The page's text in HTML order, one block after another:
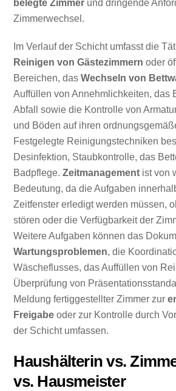
belegte Zimmer und dringende
Zimmerwechsel.
Im Verlauf der Schicht umfasst die
Reinigen von Gästezimmern oder
Bereichen, dasWechseln von
Auffüllen von Annehmlichkeiten, das
Abfall sowie die Kontrolle von
und Böden auf ihren
Festgelegte Reinigungstechniken
Desinfektion, Staubkontrolle, das
Badpflege.Zeitmanagement ist von
Bedeutung, da die Aufgaben
Zeitfenster erledigt werden müssen,
stören oder die Verfügbarkeit der
Weitere Aufgaben können das
Wartungsproblemen, die
Wäscheflusses, das Auffüllen von
Überprüfung von
Meldung fertiggestellter Zimmer zur
Freigabe oder zur Kontrolle durch
der Schicht umfassen.
Haushälterin vs.
vs. Hausmeister